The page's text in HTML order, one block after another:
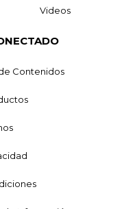
Videos
Contenidos